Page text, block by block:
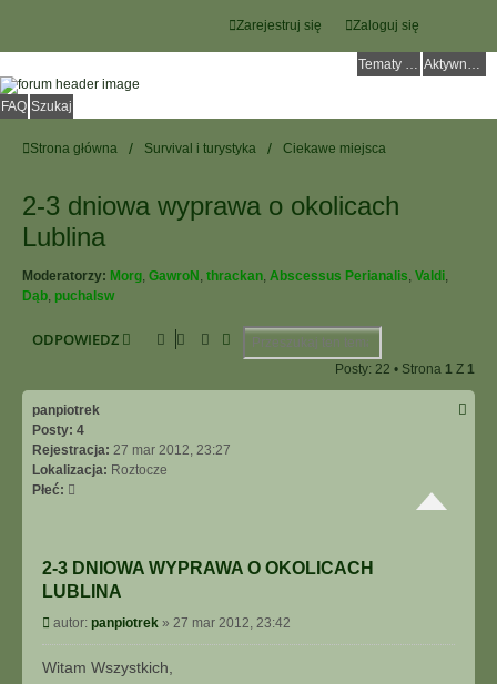
Zaloguj się
Zarejestruj się
Tematy bez odpowiedzi Aktywne tematy
FAQ Szukaj
Strona główna Survival i turystyka Ciekawe miejsca
2-3 dniowa wyprawa o okolicach
Lublina
Moderatorzy: Morg, GawroN , thrackan, Abscessus Perianalis, Valdi,
Dąb, puchalsw
ODPOWIEDZ SzukajWyszukiwanie Zaawansowane
Posty: 22 • Strona 1 Z 1
panpiotrek
Posty: 4
Rejestracja: 27 mar 2012, 23:27
Lokalizacja: Roztocze
Płeć:
2-3 DNIOWA WYPRAWA O OKOLICACH
LUBLINA
P
o
s
autor: panpiotrek » 27 mar 2012, 23:42
Witam Wszystkich,